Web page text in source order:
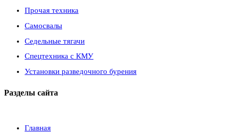
Прочая техника
Самосвалы
Седельные тягачи
Спецтехника с КМУ
Установки разведочного бурения
Разделы сайта
Главная